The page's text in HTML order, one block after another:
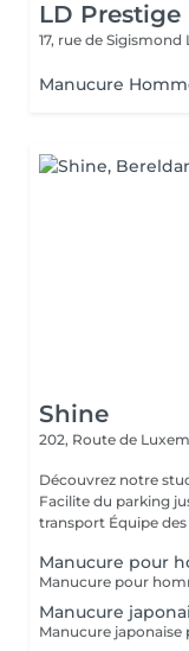
LD
17, rue de Sigismond
Manucure
Shine
202, Route de
Découvrez notre
Facilite du parking
transport
Manucure pour
Manucure